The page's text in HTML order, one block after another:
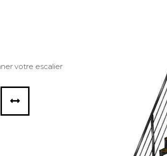
votre escalier